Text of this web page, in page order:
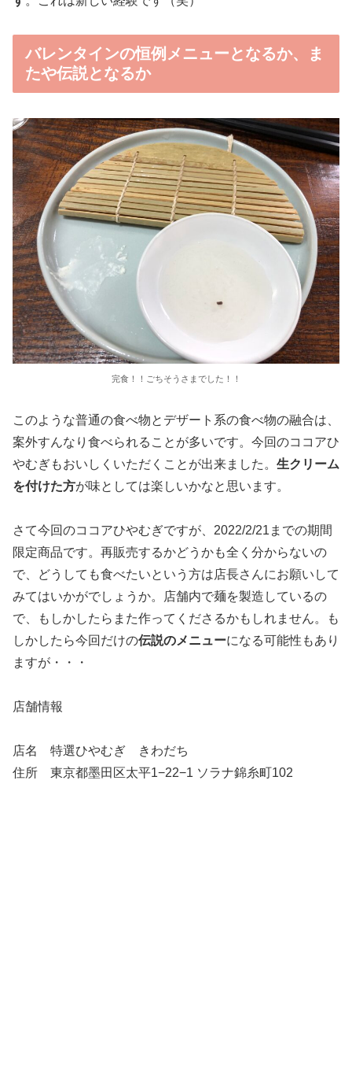
バレンタインの恒例メニューとなるか、ま
たや伝説となるか
完食！！ごちそうさまでした！！
このような普通の食べ物とデザート系の食べ物の融合は、
案外すんなり食べられることが多いです。今回のココアひ
やむぎもおいしくいただくことが出来ました。 生クリーム
を付けた方が味としては楽しいかなと思います。
さて今回のココアひやむぎですが、2022/2/21までの期間
限定商品です。再販売するかどうかも全く分からないの
で、どうしても食べたいという方は店長さんにお願いして
みてはいかがでしょうか。店舗内で麺を製造しているの
で、もしかしたらまた作ってくださるかもしれません。も
しかしたら今回だけの伝説のメニューになる可能性もあり
ますが・・・
店舗情報
店名 特選ひやむぎ きわだち
住所 東京都墨田区太平1−22−1 ソラナ錦糸町102